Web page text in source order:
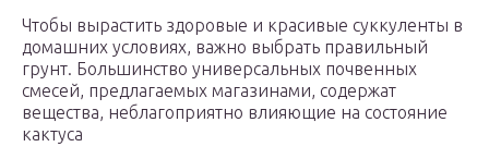
Чтобы вырастить здоровые и красивые суккуленты в
домашних условиях, важно выбрать правильный
грунт. Большинство универсальных почвенных
смесей, предлагаемых магазинами, содержат
вещества, неблагоприятно влияющие на состояние
кактуса